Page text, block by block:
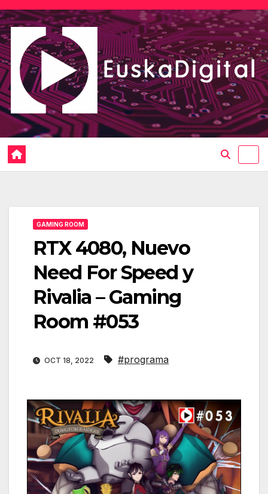
Saltar
al
contenido
GAMING ROOM
RTX 4080, Nuevo
Need For Speed y
Rivalia – Gaming
Room #053
OCT 18, 2022 #programa